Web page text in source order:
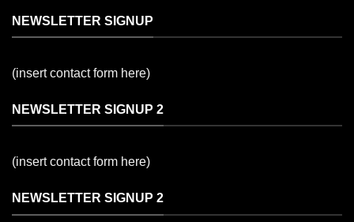
NEWSLETTER SIGNUP
(insert contact form here)
NEWSLETTER SIGNUP 2
(insert contact form here)
NEWSLETTER SIGNUP 2